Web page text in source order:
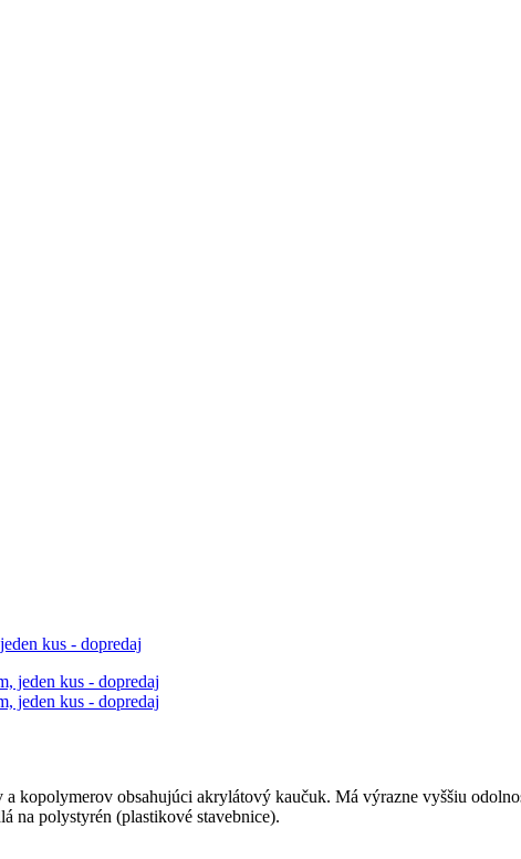
kus - dopredaj
kopolymerov obsahujúci akrylátový kaučuk. Má výrazne vyššiu
na polystyrén (plastikové stavebnice).